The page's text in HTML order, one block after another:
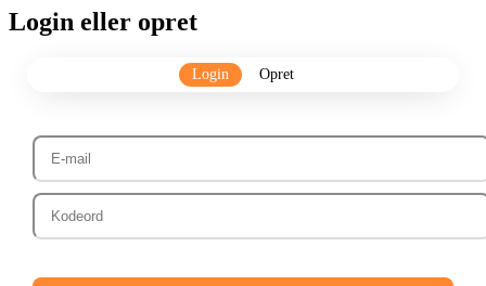
Login eller opret
Login Opret